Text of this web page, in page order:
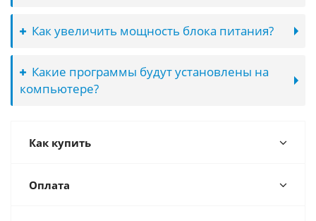
Как увеличить мощность блока питания?
Какие программы будут установлены на
компьютере?
Как купить
Оплата